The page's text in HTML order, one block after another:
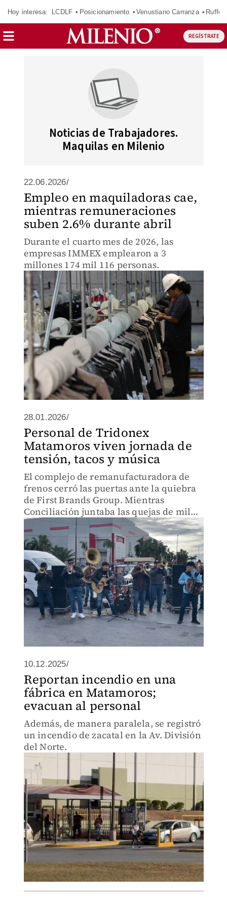
Hoy interesa: LCDLF Posicionamiento Venustiano Carranza Ruffo
REGÍSTRATE
Noticias de Trabajadores.
Maquilas en Milenio
22.06.2026/
Empleo en maquiladoras cae,
mientras remuneraciones
suben 2.6% durante abril
Durante el cuarto mes de 2026, las
empresas IMMEX emplearon a 3
millones 174 mil 116 personas.
28.01.2026/
Personal de Tridonex
Matamoros viven jornada de
tensión, tacos y música
El complejo de remanufacturadora de
frenos cerró las puertas ante la quiebra
de First Brands Group. Mientras
Conciliación juntaba las quejas de mil
300 obreros, un emprendedor llevó
comida y hasta una banda
10.12.2025/
Reportan incendio en una
fábrica en Matamoros;
evacuan al personal
Además, de manera paralela, se registró
un incendio de zacatal en la Av. División
del Norte.